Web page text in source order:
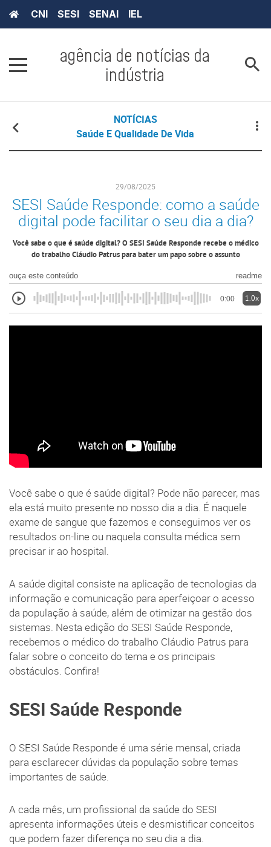
CNI SESI SENAI IEL
agência de notícias da
indústria
NOTÍCIAS
Saúde E Qualidade De Vida
29/08/2025
SESI Saúde Responde: como a saúde
digital pode facilitar o seu dia a dia?
Você sabe o que é saúde digital? O SESI Saúde Responde recebe o médico
do trabalho Cláudio Patrus para bater um papo sobre o assunto
ouça este conteúdo readme
0:00 1.0x
Você sabe o que é saúde digital? Pode não parecer, mas
ela está muito presente no nosso dia a dia. É naquele
exame de sangue que fazemos e conseguimos ver os
resultados on-line ou naquela consulta médica sem
precisar ir ao hospital.
A saúde digital consiste na aplicação de tecnologias da
informação e comunicação para aperfeiçoar o acesso
da população à saúde, além de otimizar na gestão dos
sistemas. Nesta edição do SESI Saúde Responde,
recebemos o médico do trabalho Cláudio Patrus para
falar sobre o conceito do tema e os principais
obstáculos. Confira!
SESI Saúde Responde
O SESI Saúde Responde é uma série mensal, criada
para esclarecer dúvidas da população sobre temas
importantes de saúde.
A cada mês, um profissional da saúde do SESI
apresenta informações úteis e desmistificar conceitos
que podem fazer diferença no seu dia a dia.